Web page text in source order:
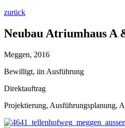
zurück
Neubau Atriumhaus A
Meggen, 2016
Bewilligt, iin Ausführung
Direktauftrag
Projektierung, Ausführungsplanung,